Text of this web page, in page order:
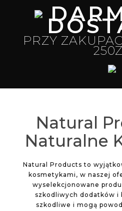
PRZY
Natural
Naturalne
Natural Products to
kosmetykami, w naszej
wyselekcjonowane
szkodliwych dodatków i
szkodliwe i mogą